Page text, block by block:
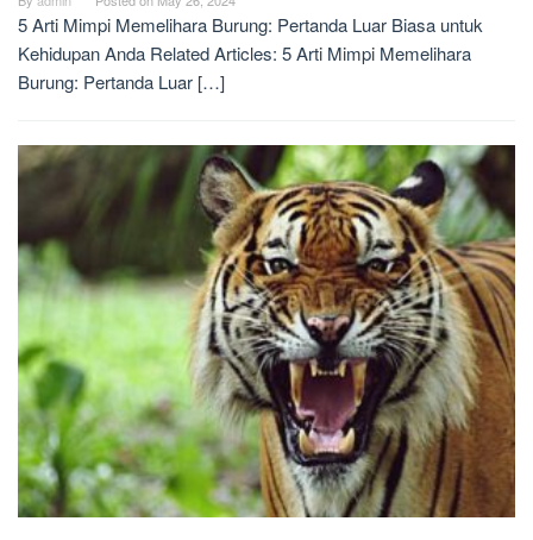
5 Arti Mimpi Memelihara Burung: Pertanda Luar Biasa untuk
Kehidupan Anda Related Articles: 5 Arti Mimpi Memelihara
Burung: Pertanda Luar […]